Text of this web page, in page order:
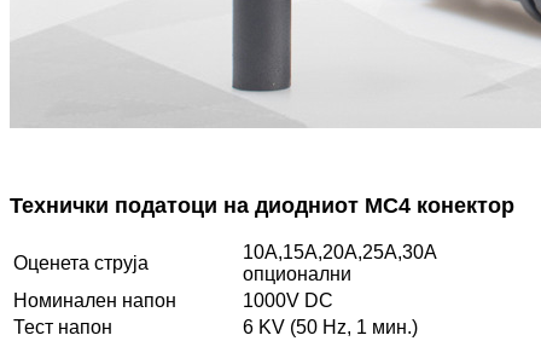
Технички податоци на диодниот MC4 конектор
Оценета струја
10A,15A,20A,25A,30A
опционални
Номинален напон
1000V DC
Тест напон
6 KV (50 Hz, 1 мин.)